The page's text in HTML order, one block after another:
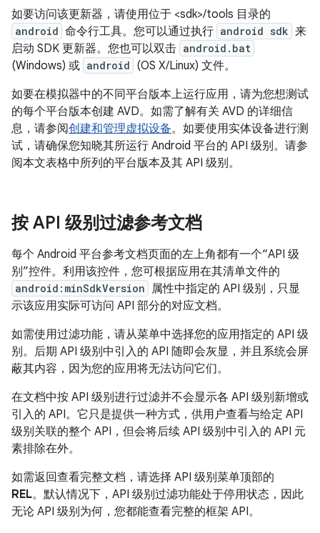
如要访问该更新器，请使用位于 <sdk>/tools 目录的
android 命令行工具。您可以通过执行 android sdk 来
启动 SDK 更新器。您也可以双击 android.bat
(Windows) 或 android (OS X/Linux) 文件。
如要在模拟器中的不同平台版本上运行应用，请为您想测试
的每个平台版本创建 AVD。如需了解有关 AVD 的详细信
息，请参阅创建和管理虚拟设备。如要使用实体设备进行测
试，请确保您知晓其所运行 Android 平台的 API 级别。请参
阅本文表格中所列的平台版本及其 API 级别。
按 API 级别过滤参考文档
每个 Android 平台参考文档页面的左上角都有一个“API 级
别”控件。利用该控件，您可根据应用在其清单文件的
android:minSdkVersion 属性中指定的 API 级别，只显
示该应用实际可访问 API 部分的对应文档。
如需使用过滤功能，请从菜单中选择您的应用指定的 API 级
别。后期 API 级别中引入的 API 随即会灰显，并且系统会屏
蔽其内容，因为您的应用将无法访问它们。
在文档中按 API 级别进行过滤并不会显示各 API 级别新增或
引入的 API。它只是提供一种方式，供用户查看与给定 API
级别关联的整个 API，但会将后续 API 级别中引入的 API 元
素排除在外。
如需返回查看完整文档，请选择 API 级别菜单顶部的
REL。默认情况下，API 级别过滤功能处于停用状态，因此
无论 API 级别为何，您都能查看完整的框架 API。